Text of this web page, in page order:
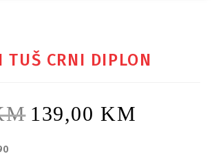
TUŠ CRNI DIPLON
139,00KM